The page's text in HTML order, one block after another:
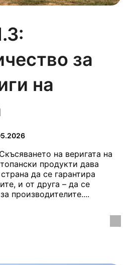
за
на
на веригата на
продукти дава
да се гарантира
и от друга – да се
производителите....